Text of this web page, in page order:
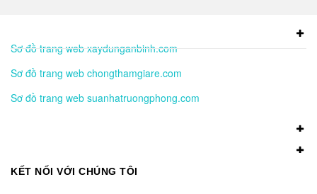
Sơ đồ trang web xaydunganbinh.com
Sơ đồ trang web chongthamgiare.com
Sơ đồ trang web suanhatruongphong.com
KẾT NỐI VỚI CHÚNG TÔI